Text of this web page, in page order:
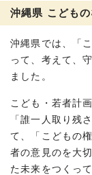
沖縄県 こども
沖縄県では、「
って、考えて、
ました。
こども・若者計
「誰一人取り残
て、「こどもの
者の意見のを大
た未来をつくっ